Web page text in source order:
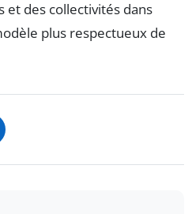
et des collectivités dans
plus respectueux de